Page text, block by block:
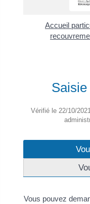
Accueil
Vérifié le 22/10/
Vous pouvez